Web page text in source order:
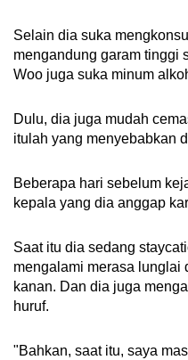
Selain dia suka
mengandung garam tinggi
Woo juga suka minum
Dulu, dia juga mudah
itulah yang menyebabkan
Beberapa hari sebelum
kepala yang dia anggap
Saat itu dia sedang
mengalami merasa lunglai
kanan. Dan dia juga
huruf.
"Bahkan, saat itu, saya